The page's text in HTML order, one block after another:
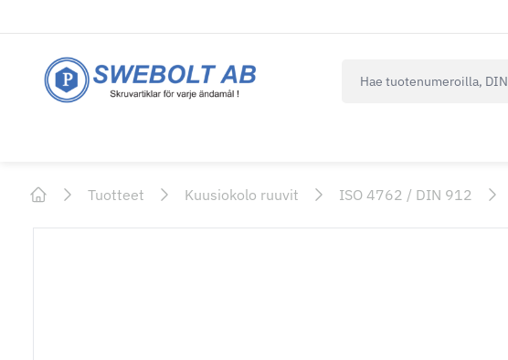
Tuotteet Kuusiokolo ruuvit ISO 4762 / DIN 912